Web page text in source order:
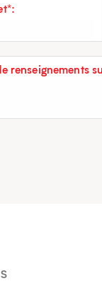
renseignements